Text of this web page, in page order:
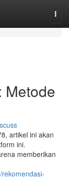
Metode
artikel ini akan
ini.
memberikan